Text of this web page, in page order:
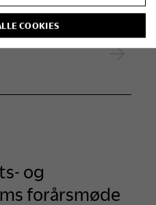
og
forårsmøde
COOKIES